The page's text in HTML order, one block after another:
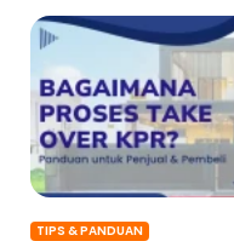
TIPS & PANDUAN